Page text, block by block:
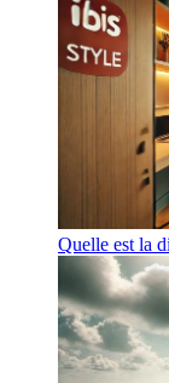
Quelle est la